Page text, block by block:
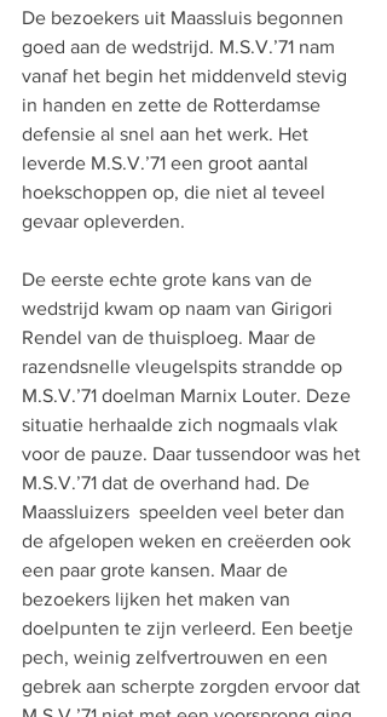
De bezoekers uit Maassluis begonnen
goed aan de wedstrijd. M.S.V.’71 nam
vanaf het begin het middenveld stevig
in handen en zette de Rotterdamse
defensie al snel aan het werk. Het
leverde M.S.V.’71 een groot aantal
hoekschoppen op, die niet al teveel
gevaar opleverden.
De eerste echte grote kans van de
wedstrijd kwam op naam van Girigori
Rendel van de thuisploeg. Maar de
razendsnelle vleugelspits strandde op
M.S.V.’71 doelman Marnix Louter. Deze
situatie herhaalde zich nogmaals vlak
voor de pauze. Daar tussendoor was het
M.S.V.’71 dat de overhand had. De
Maassluizers  speelden veel beter dan
de afgelopen weken en creëerden ook
een paar grote kansen. Maar de
bezoekers lijken het maken van
doelpunten te zijn verleerd. Een beetje
pech, weinig zelfvertrouwen en een
gebrek aan scherpte zorgden ervoor dat